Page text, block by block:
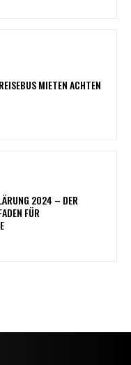
MIETEN ACHTEN
2024 – DER
FÜR